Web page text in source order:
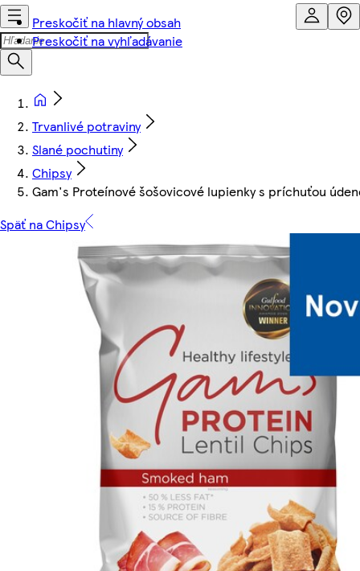
Preskočiť na hlavný obsah
Preskočiť na vyhľadávanie
Trvanlivé potraviny
Slané pochutiny
Chipsy
Gam's Proteínové šošovicové lupienky s príchuťou
Späť na Chipsy